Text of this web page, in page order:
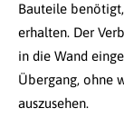
Bauteile
erhalten. Der
in die Wand
Übergang, ohne
auszusehen.